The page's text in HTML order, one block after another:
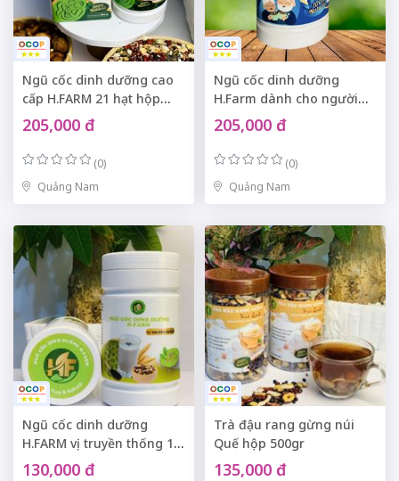
Ngũ cốc dinh dưỡng cao
cấp H.FARM 21 hạt hộp
500gr
205,000 đ
(0)
Quảng Nam
Ngũ cốc dinh dưỡng
H.Farm dành cho người
cao tuổi 16 hạt hộp 500gr
205,000 đ
(0)
Quảng Nam
Ngũ cốc dinh dưỡng
H.FARM vị truyền thống 14
hạt hộp 500gr
130,000 đ
Trà đậu rang gừng núi
Quế hộp 500gr
135,000 đ